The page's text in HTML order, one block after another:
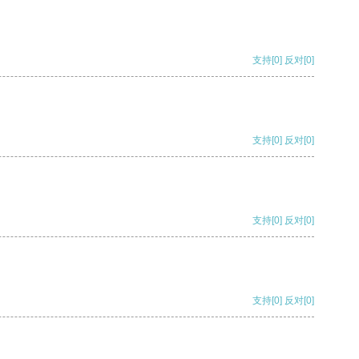
支持[0] 反对[0]
支持[0] 反对[0]
支持[0] 反对[0]
支持[0] 反对[0]